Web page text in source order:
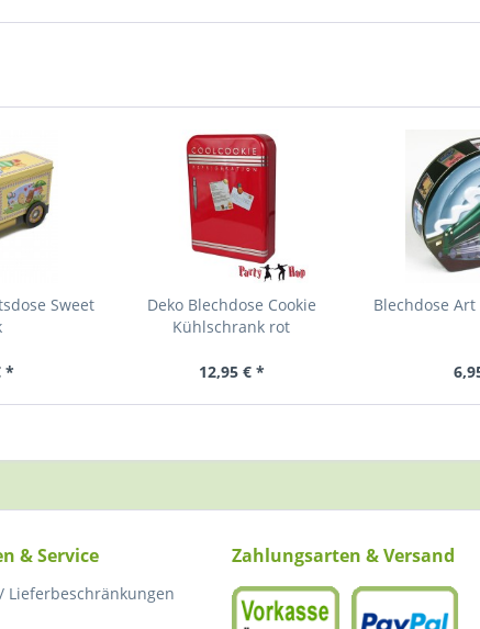
Sweet
*
Deko Blechdose Cookie
Kühlschrank rot
12,95 € *
Blechdose
& Service
Lieferbeschränkungen
Zahlungsarten & Versand